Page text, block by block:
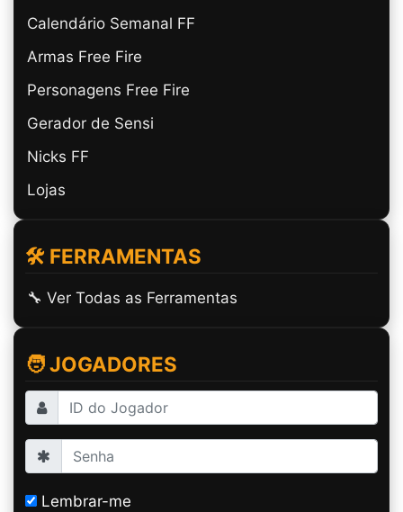
Calendário Semanal FF
Armas Free Fire
Personagens Free Fire
Gerador de Sensi
Nicks FF
Lojas
🛠️ FERRAMENTAS
🔧 Ver Todas as Ferramentas
🧑 JOGADORES
Lembrar-me